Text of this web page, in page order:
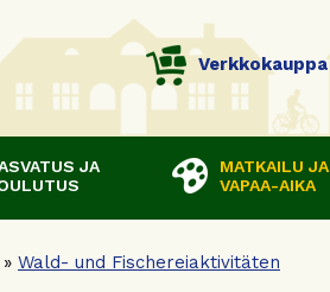
Verkkokauppa
JA
MATKAILU JA
VAPAA-AIKA
» Wald- und Fischereiaktivitäten